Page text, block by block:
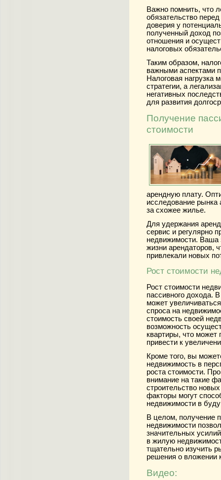
Важно помнить, что
обязательство
доверия у
полученный доход
отношения и
налоговых
Таким образом,
важными аспектами
Налоговая
стратегии, а
негативных
для развития
Получение
стоимости
арендную плату.
исследование
за схожее жилье.
Для удержания
сервис и регулярно
недвижимости. Ваша
жизни арендаторов,
привлекали новых
Рост стоимости
Рост стоимости
пассивного дохода.
может
спроса на
стоимость своей
возможность
квартиры, что может
привести к
Кроме того, вы
недвижимость в
роста стоимости.
внимание на такие
строительство
факторы могут
недвижимости в
В целом, получение
недвижимости
значительных
в жилую
тщательно изучить
решения о вложении
Видео: